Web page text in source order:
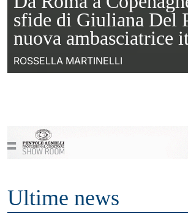
sfide di Giuliana Del
nuova ambasciatrice
ROSSELLA MARTINELLI
Ultime news